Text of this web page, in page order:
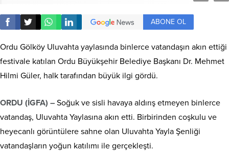
ABONE OL
Ordu Gölköy Uluvahta yaylasında binlerce vatandaşın akın ettiği
festivale katılan Ordu Büyükşehir Belediye Başkanı Dr. Mehmet
Hilmi Güler, halk tarafından büyük ilgi gördü.
ORDU (İGFA) – Soğuk ve sisli havaya aldırış etmeyen binlerce
vatandaş, Uluvahta Yaylasına akın etti. Birbirinden coşkulu ve
heyecanlı görüntülere sahne olan Uluvahta Yayla Şenliği
vatandaşların yoğun katılımı ile gerçekleşti.